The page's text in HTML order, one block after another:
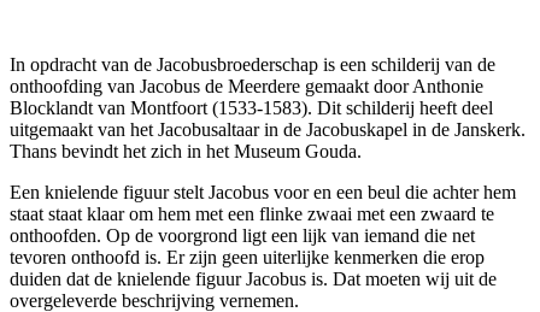
In opdracht van de Jacobusbroederschap is een schilderij van de
onthoofding van Jacobus de Meerdere gemaakt door Anthonie
Blocklandt van Montfoort (1533-1583). Dit schilderij heeft deel
uitgemaakt van het Jacobusaltaar in de Jacobuskapel in de Janskerk.
Thans bevindt het zich in het Museum Gouda.
Een knielende figuur stelt Jacobus voor en een beul die achter hem
staat staat klaar om hem met een flinke zwaai met een zwaard te
onthoofden. Op de voorgrond ligt een lijk van iemand die net
tevoren onthoofd is. Er zijn geen uiterlijke kenmerken die erop
duiden dat de knielende figuur Jacobus is. Dat moeten wij uit de
overgeleverde beschrijving vernemen.